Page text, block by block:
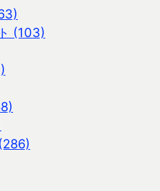
(103)